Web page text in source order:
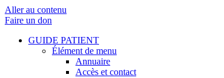
Aller au contenu
Faire un don
GUIDE PATIENT
Élément de menu
Annuaire
Accès et contact